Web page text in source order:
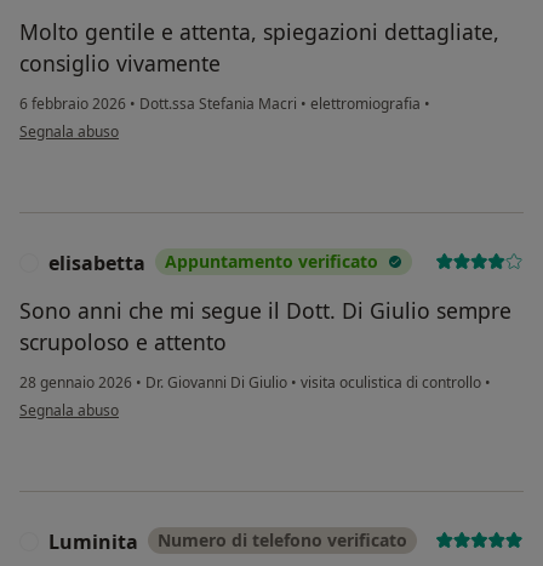
Molto gentile e attenta, spiegazioni dettagliate,
consiglio vivamente
6 febbraio 2026 • Dott.ssa Stefania Macri • elettromiografia •
secondo l'opinione dell'utente Antonella
Segnala abuso
elisabetta Appuntamento verificato
Sono anni che mi segue il Dott. Di Giulio sempre
scrupoloso e attento
28 gennaio 2026 • Dr. Giovanni Di Giulio • visita oculistica di controllo •
secondo l'opinione dell'utente elisabetta
Segnala abuso
Luminita Numero di telefono verificato